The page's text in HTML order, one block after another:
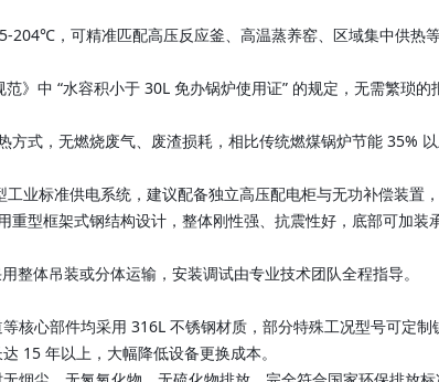
204℃，可精准匹配高压反应釜、高温蒸养窑、区域集中供热
》中 “水容积小于 30L 免办锅炉使用证” 的规定，无需繁琐
方式，无燃烧废气、废渣损耗，相比传统燃煤锅炉节能 35%
业标准供电系统，建议配备独立高压配电柜与无功补偿装置
型框架式钢结构设计，整体刚性强、抗震性好，底部可加装
整体吊装或分体运输，安装调试由专业技术团队全程指导。
等核心部件均采用 316L 不锈钢材质，部分特殊工况型号可定
15 年以上，大幅降低设备更换成本。